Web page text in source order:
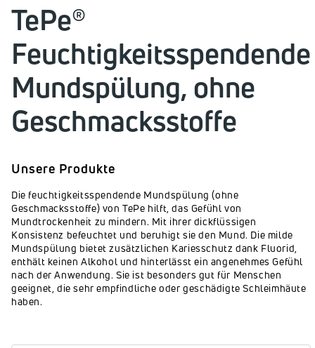
TePe®
Feuchtigkeitsspendende
Mundspülung, ohne
Geschmacksstoffe
Unsere Produkte
Die feuchtigkeitsspendende Mundspülung (ohne
Geschmacksstoffe) von TePe hilft, das Gefühl von
Mundtrockenheit zu mindern. Mit ihrer dickflüssigen
Konsistenz befeuchtet und beruhigt sie den Mund. Die milde
Mundspülung bietet zusätzlichen Kariesschutz dank Fluorid,
enthält keinen Alkohol und hinterlässt ein angenehmes Gefühl
nach der Anwendung. Sie ist besonders gut für Menschen
geeignet, die sehr empfindliche oder geschädigte Schleimhäute
haben.